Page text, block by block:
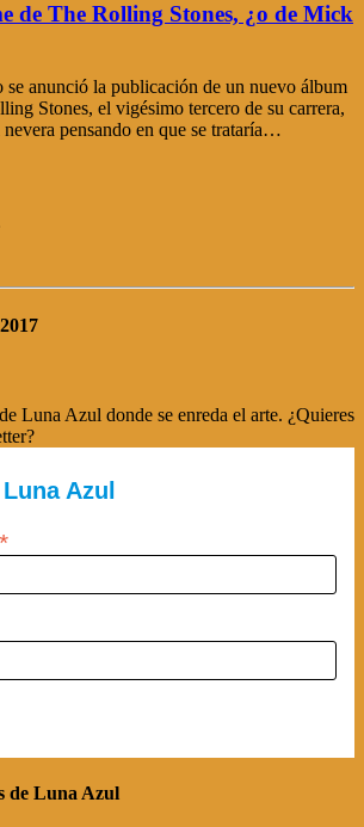
de The Rolling Stones, ¿o de Mick
se anunció la publicación de un nuevo álbum
Stones, el vigésimo tercero de su carrera,
pensando en que se trataría…
Luna Azul donde se enreda el arte. ¿Quieres
Azul
*
de Luna Azul